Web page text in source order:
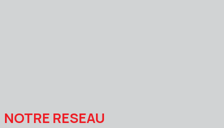
NOTRE RESEAU